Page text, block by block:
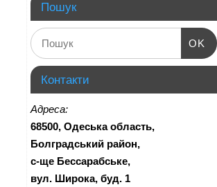
Пошук
OK
Контакти
Адреса:
68500, Одеська область,
Болградський район,
с-ще Бессарабське,
вул. Широка, буд. 1